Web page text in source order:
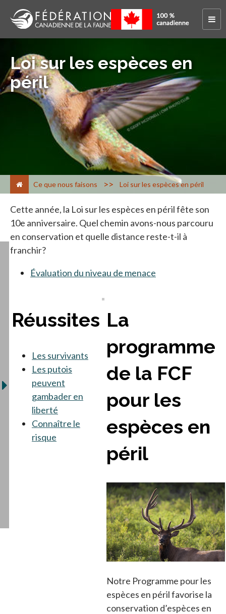
Loi sur les espèces en
péril
Ce que nous faisons > Loi sur les espèces en péril
Cette année, la Loi sur les espèces en péril fête son
10e anniversaire. Quel chemin avons-nous parcouru
en conservation et quelle distance reste-t-il à
franchir?
Évaluation du niveau de menace
Réussites
Les survivants
Les putois
peuvent
gambader en
liberté
Connaître le
risque
La
programme
de la FCF
pour les
espèces en
péril
Notre Programme pour les
espèces en péril favorise la
conservation d’espèces en